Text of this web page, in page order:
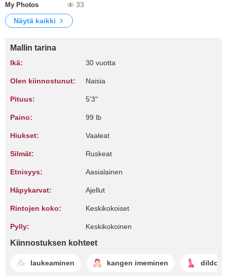
My Photos
33
Näytä kaikki
Mallin tarina
Ikä: 30 vuotta
Olen kiinnostunut: Naisia
Pituus: 5'3"
Paino: 99 lb
Hiukset: Vaaleat
Silmät: Ruskeat
Etnisyys: Aasialainen
Häpykarvat: Ajellut
Rintojen koko: Keskikokoiset
Pylly: Keskikokoinen
Kiinnostuksen kohteet
laukeaminen kangen imeminen